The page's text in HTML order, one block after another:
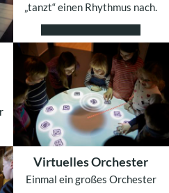
„tanzt“ einen Rhythmus nach.
WEITERLESEN
Virtuelles Orchester
Einmal ein großes Orchester